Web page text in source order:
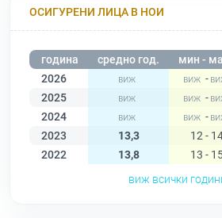
ОСИГУРЕНИ ЛИЦА В НОИ
година средно год. мин -
2026
-
2025
-
2024
-
2023
13,3 12 -
2022
13,8 13 -
виж всички